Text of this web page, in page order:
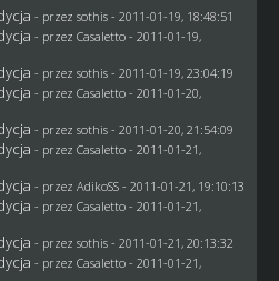
- przez sothis- 2011-01-19, 18:48:51
- przez Casaletto- 2011-01-19,
- przez sothis- 2011-01-19, 23:04:19
- przez Casaletto- 2011-01-20,
- przez sothis- 2011-01-20, 21:54:09
- przez Casaletto- 2011-01-21,
- przez AdikoSS - 2011-01-21, 19:10:13
- przez Casaletto- 2011-01-21,
- przez sothis- 2011-01-21, 20:13:32
- przez Casaletto- 2011-01-21,